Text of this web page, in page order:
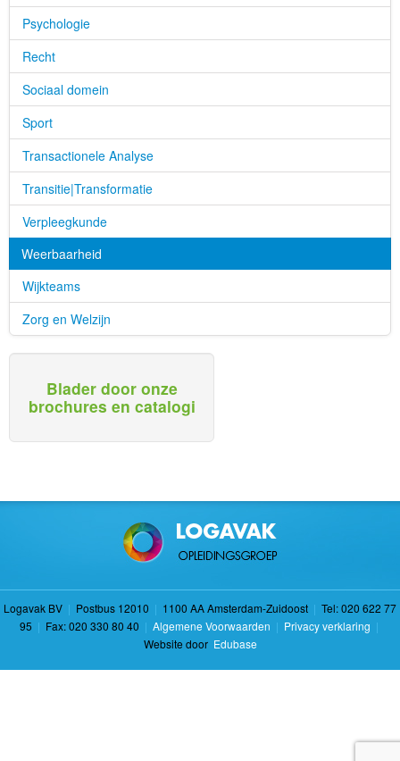
Psychologie
Recht
Sociaal domein
Sport
Transactionele Analyse
Transitie|Transformatie
Verpleegkunde
Weerbaarheid
Wijkteams
Zorg en Welzijn
Blader door onze
brochures en catalogi
Logavak BV | Postbus 12010 | 1100 AA Amsterdam-Zuidoost | Tel: 020 622 77
95 | Fax: 020 330 80 40 | Algemene Voorwaarden | Privacy verklaring |
Website door Edubase